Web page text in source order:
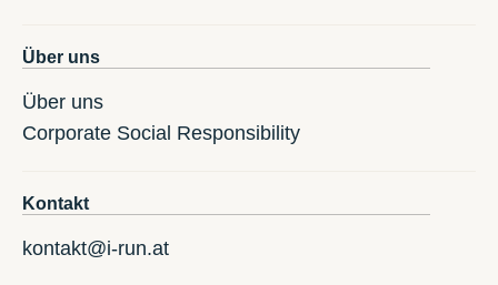
Über uns
Über uns
Corporate Social Responsibility
Kontakt
kontakt@i-run.at